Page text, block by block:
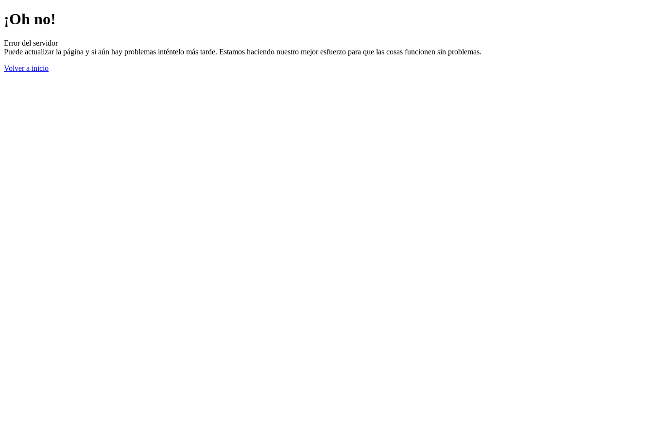
¡Oh no!
Error del servidor
Puede actualizar la página y si aún hay problemas inténtelo más tarde. Estamos haciendo nuestro mejor esfuerzo para que las cosas funcionen sin problemas.
Volver a inicio